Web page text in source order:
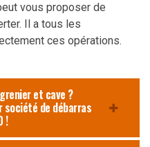
vous proposer de
Il a tous les
ces opérations.
et cave ?
société de débarras
!